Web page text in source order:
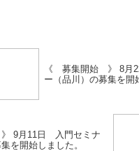
《 募集開始 》 8月
ー（品川）の募集を開
9月11日 入門セミナ
を開始しました。